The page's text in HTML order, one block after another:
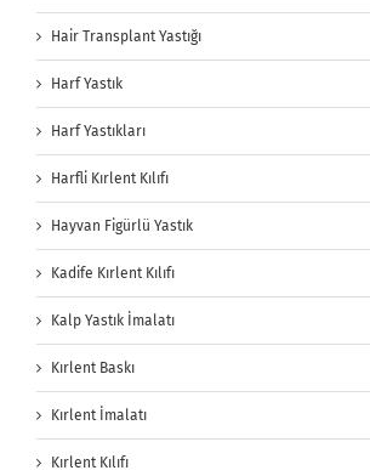
Hair Transplant Yastığı
Harf Yastık
Harf Yastıkları
Harfli Kırlent Kılıfı
Hayvan Figürlü Yastık
Kadife Kırlent Kılıfı
Kalp Yastık İmalatı
Kırlent Baskı
Kırlent İmalatı
Kırlent Kılıfı